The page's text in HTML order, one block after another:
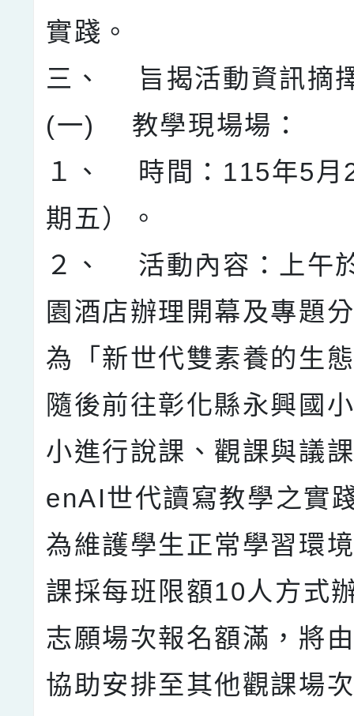
實踐。
三、 旨揭活動資訊摘
(一) 教學現場場：
１、 時間：115年5月
期五）。
２、 活動內容：上午
園酒店辦理開幕及專題
為「新世代雙素養的生
隨後前往彰化縣永興國
小進行說課、觀課與議
enAI世代讀寫教學之實
為維護學生正常學習環
課採每班限額10人方式
志願場次報名額滿，將
協助安排至其他觀課場